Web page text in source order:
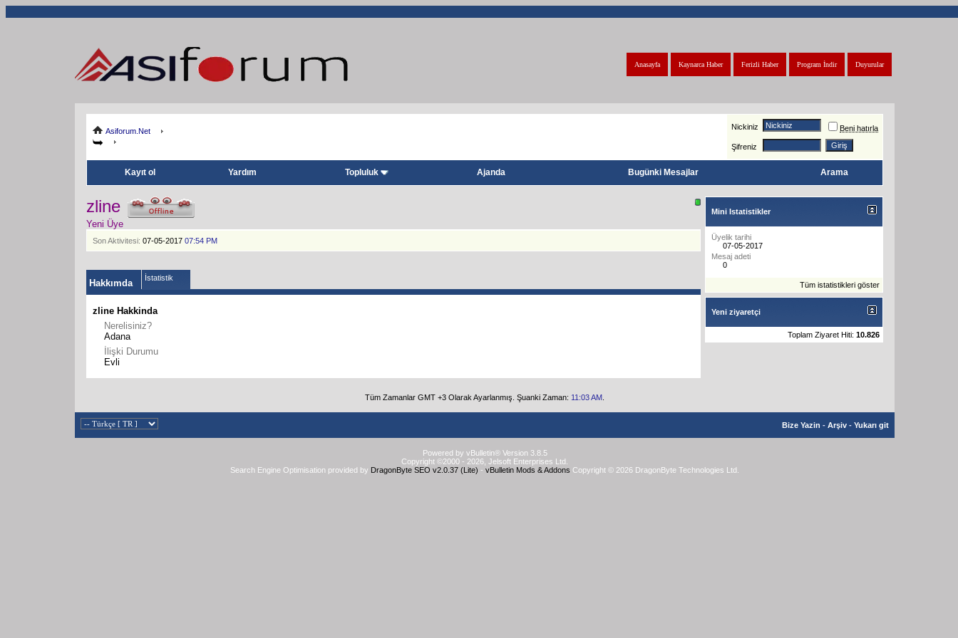
Duyurular
Program İndir
Ferizli Haber
Kaynarca Haber
Anasayfa
Asiforum.Net Nickiniz Beni hatırla
Şifreniz
Kayıt ol Yardım Topluluk Ajanda Bugünki Mesajlar Arama
zline
Yeni Üye
Son Aktivitesi: 07-05-2017 07:54 PM
Hakkımda İstatistik
zline Hakkinda
Nerelisiniz?
Adana
İlişki Durumu
Evli
Mini Istatistikler
Üyelik tarihi
07-05-2017
Mesaj adeti
0
Tüm istatistikleri göster
Yeni ziyaretçi
Toplam Ziyaret Hiti: 10.826
Tüm Zamanlar GMT +3 Olarak Ayarlanmış. Şuanki Zaman: 11:03 AM
Bize Yazin - Arşiv - Yukarı git
Powered by vBulletin® Version 3.8.5
Copyright ©2000 - 2026, Jelsoft Enterprises Ltd.
Search Engine Optimisation provided by DragonByte SEO v2.0.37 (Lite) - vBulletin Mods & Addons Copyright © 2026 DragonByte Technologies Ltd.